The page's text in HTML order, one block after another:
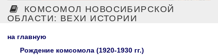
КОМСОМОЛ НОВОСИБИРСКОЙ
ОБЛАСТИ: ВЕХИ ИСТОРИИ
на главную
Рождение комсомола (1920-1930 гг.)